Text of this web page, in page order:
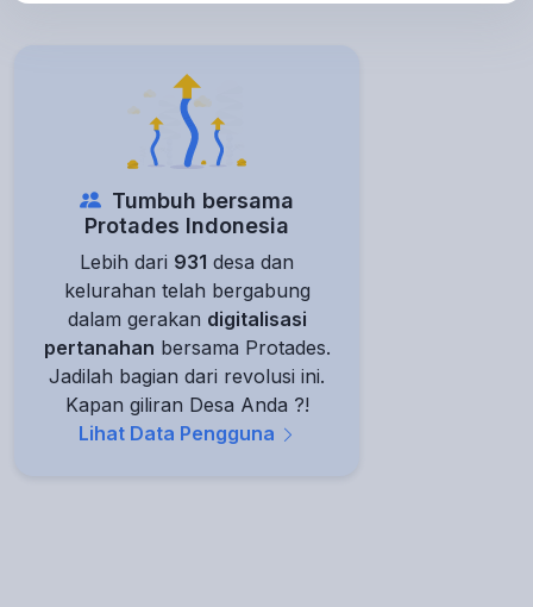
Tumbuh bersama
Protades Indonesia
Lebih dari 931 desa dan
kelurahan telah bergabung
dalam gerakan digitalisasi
pertanahan bersama Protades.
Jadilah bagian dari revolusi ini.
Kapan giliran Desa Anda ?!
Lihat Data Pengguna